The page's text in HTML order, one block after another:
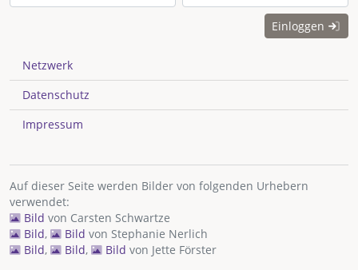
Einloggen
Netzwerk
Datenschutz
Impressum
Auf dieser Seite werden Bilder von folgenden Urhebern
verwendet:
Bild von Carsten Schwartze
Bild, Bild von Stephanie Nerlich
Bild, Bild, Bild von Jette Förster